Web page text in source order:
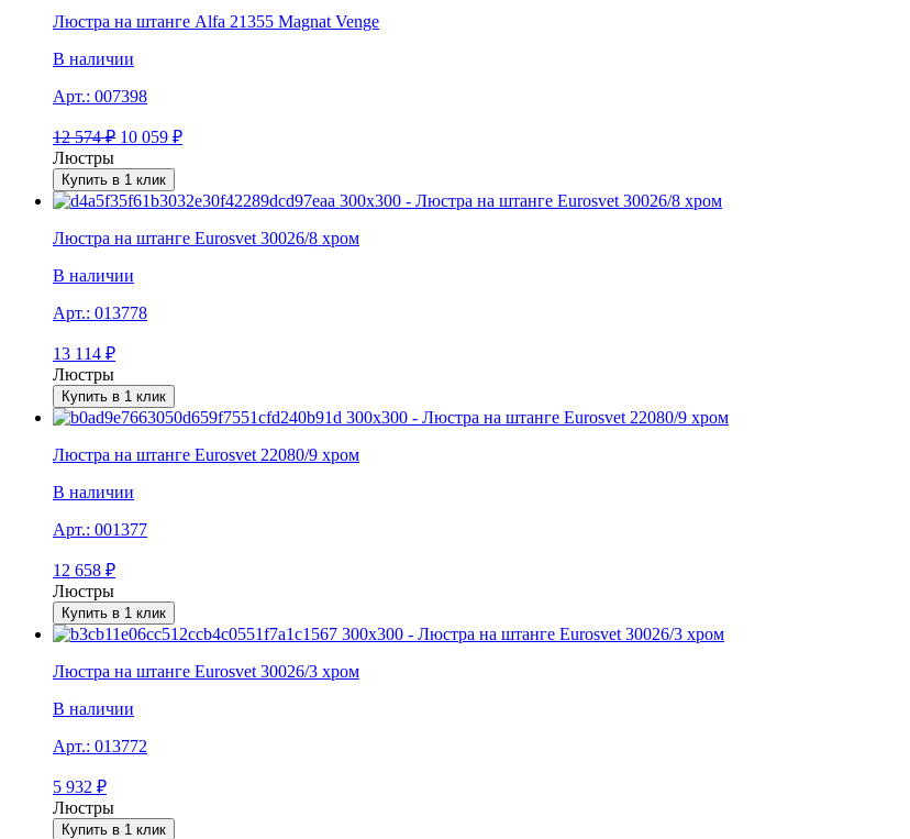
Люстра на штанге Alfa 21355 Magnat Venge
В наличии
Арт.: 007398
12 574₽ 10 059 ₽
Люстры
Купить в 1 клик
Люстра на штанге Eurosvet 30026/8 хром
В наличии
Арт.: 013778
13 114 ₽
Люстры
Купить в 1 клик
Люстра на штанге Eurosvet 22080/9 хром
В наличии
Арт.: 001377
12 658 ₽
Люстры
Купить в 1 клик
Люстра на штанге Eurosvet 30026/3 хром
В наличии
Арт.: 013772
5 932 ₽
Люстры
Купить в 1 клик